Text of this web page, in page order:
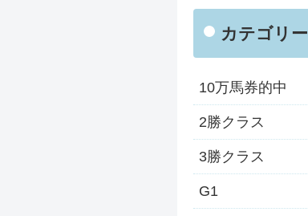
カテゴリー
10万馬券的中
2勝クラス
3勝クラス
G1